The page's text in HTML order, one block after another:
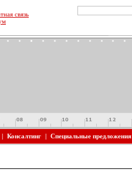
связь
| Консалтинг | Специальные предложения